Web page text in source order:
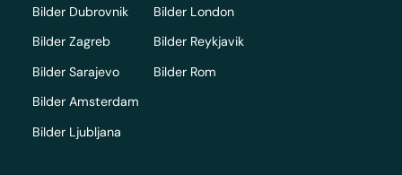
Bilder Dubrovnik
Bilder Zagreb
Bilder Sarajevo
Bilder Amsterdam
Bilder Ljubljana
Bilder London
Bilder Reykjavik
Bilder Rom